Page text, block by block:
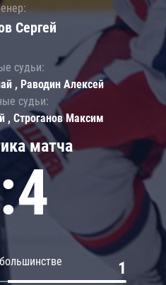
матча
1
Сергей
судьи:
, Раводин Алексей
судьи:
, Строганов Максим